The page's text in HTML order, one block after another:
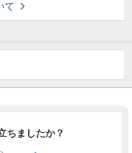
て
ちましたか？